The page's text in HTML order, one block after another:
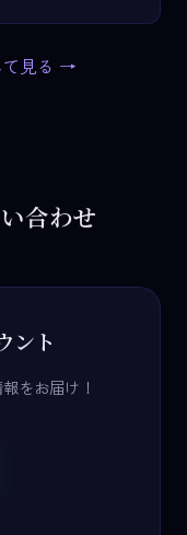
て見る →
合わせ
ント
をお届け！